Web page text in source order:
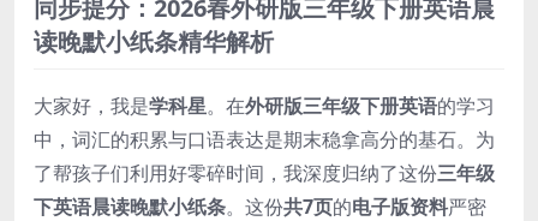
同步提分：2026春外研版三年级下册英语晨
读晚默小纸条精华解析
大家好，我是学科星。在外研版三年级下册英语的学习
中，词汇的积累与口语表达是期末稳拿高分的基石。为
了帮孩子们利用好零碎时间，我深度归纳了这份三年级
下英语晨读晚默小纸条。这份共7页的电子版资料严密